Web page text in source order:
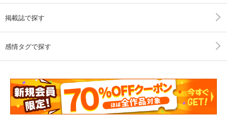
掲載誌で探す
感情タグで探す